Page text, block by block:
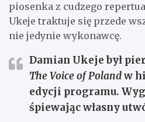
piosenka z cudzego
Ukeje traktuje się przede
nie jedynie wykonawcę.
Damian Ukejebył
The Voice of Polandw
edycji programu.
śpiewając własny